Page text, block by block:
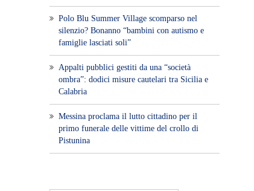
Polo Blu Summer Village scomparso nel
silenzio? Bonanno “bambini con autismo e
famiglie lasciati soli”
Appalti pubblici gestiti da una “società
ombra”: dodici misure cautelari tra Sicilia e
Calabria
Messina proclama il lutto cittadino per il
primo funerale delle vittime del crollo di
Pistunina